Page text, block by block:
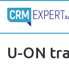
U-ON